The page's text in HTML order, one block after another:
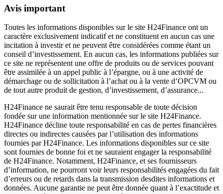
Avis important
Toutes les informations disponibles sur le site H24Finance ont un
caractère exclusivement indicatif et ne constituent en aucun cas une
incitation à investir et ne peuvent être considérées comme étant un
conseil d’investissement. En aucun cas, les informations publiées sur
ce site ne représentent une offre de produits ou de services pouvant
être assimilée à un appel public à l’épargne, ou à une activité de
démarchage ou de sollicitation à l’achat ou à la vente d’OPCVM ou
de tout autre produit de gestion, d’investissement, d’assurance...
H24Finance ne saurait être tenu responsable de toute décision
fondée sur une information mentionnée sur le site H24Finance.
H24Finance décline toute responsabilité en cas de pertes financières
directes ou indirectes causées par l’utilisation des informations
fournies par H24Finance. Les informations disponibles sur ce site
sont fournies de bonne foi et ne sauraient engager la responsabilité
de H24Finance. Notamment, H24Finance, et ses fournisseurs
d’information, ne pourront voir leurs responsabilités engagées du fait
d’erreurs ou de retards dans la transmission desdites informations et
données. Aucune garantie ne peut être donnée quant à l’exactitude et